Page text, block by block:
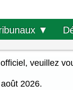
▼
veuillez
2026.